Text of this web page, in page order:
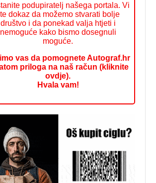
podupiratelj našega portala. Vi
dokaz da možemo stvarati bolje
društvo i da ponekad valja htjeti i
nemoguće kako bismo dosegnuli
moguće.
vas da pomognete Autograf.hr
priloga na naš račun (kliknite
ovdje).
Hvala vam!